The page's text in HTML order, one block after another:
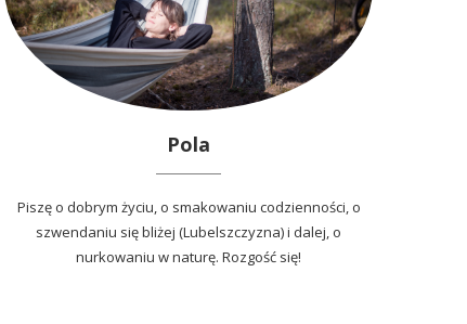
Pola
Piszę o dobrym życiu, o smakowaniu codzienności, o
szwendaniu się bliżej (Lubelszczyzna) i dalej, o
nurkowaniu w naturę. Rozgość się!